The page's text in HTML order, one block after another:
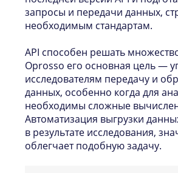
запросы и передачи данных,
необходимым стандартам.
API способен решать
Oprosso его основная цель —
исследователям передачу и
данных, особенно когда для
необходимы сложные
Автоматизация выгрузки
в результате исследования,
облегчает подобную задачу.